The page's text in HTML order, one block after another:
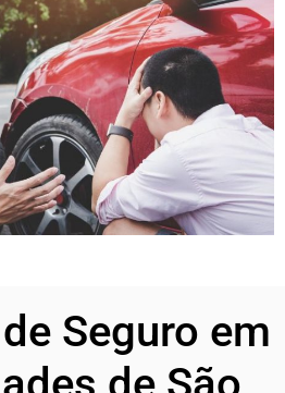
Seguro em